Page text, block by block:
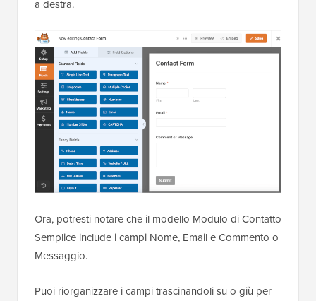
a destra.
Ora, potresti notare che il modello Modulo di Contatto
Semplice include i campi Nome, Email e Commento o
Messaggio.
Puoi riorganizzare i campi trascinandoli su o giù per